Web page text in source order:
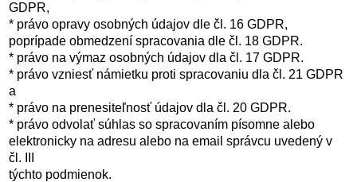
GDPR,
* právo opravy osobných údajov dle čl. 16 GDPR,
poprípade obmedzení spracovania dle čl. 18 GDPR.
* právo na výmaz osobných údajov dla čl. 17 GDPR.
* právo vzniesť námietku proti spracovaniu dla čl. 21 GDPR
a
* právo na prenesiteľnosť údajov dla čl. 20 GDPR.
* právo odvolať súhlas so spracovaním písomne alebo
elektronicky na adresu alebo na email správcu uvedený v
čl. III
týchto podmienok.